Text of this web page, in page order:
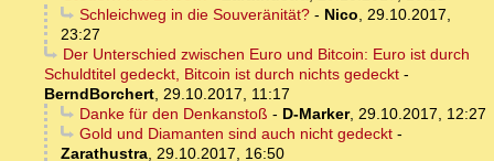
Schleichweg in die Souveränität?- Nico, 29.10.2017,
23:27
Der Unterschied zwischen Euro und Bitcoin: Euro ist durch
Schuldtitel gedeckt, Bitcoin ist durch nichts gedeckt -
BerndBorchert, 29.10.2017, 11:17
Danke für den Denkanstoß - D-Marker, 29.10.2017, 12:27
Gold und Diamanten sind auch nicht gedeckt-
Zarathustra, 29.10.2017, 16:50